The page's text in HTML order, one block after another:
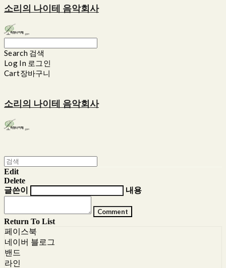
소리의 나이테 음악회사
Search 검색
Log In 로그인
Cart장바구니
소리의 나이테 음악회사
Edit
Delete
글쓴이
내용
Comment
Return To List
페이스북
네이버 블로그
밴드
라인